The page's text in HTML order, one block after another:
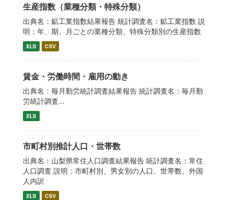
生産指数（業種分類・特殊分類）
出典名：鉱工業指数結果報告 統計調査名：鉱工業指数 説
明：年、期、月ごとの業種分類、特殊分類別の生産指数
XLS CSV
賃金・労働時間・雇用の動き
出典名：毎月勤労統計調査結果報告 統計調査名：毎月勤
労統計調査...
XLS
市町村別推計人口・世帯数
出典名：山梨県常住人口調査結果報告 統計調査名：常住
人口調査 説明：市町村別、男女別の人口、世帯数、外国
人内訳
XLS CSV